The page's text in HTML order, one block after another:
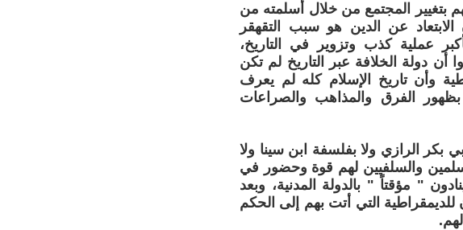
بتغيير المجتمع من خلال أسلمته من
الابتعاد عن الدين هو سبب التقهقر
عملية كذب وتزوير في التاريخ،
دولة الخلافة عبر التاريخ لم تكن
وأن تاريخ الإسلام كله لم يعرف
الفرق والمذاهب والصراعات
بكر الرازي ولا بفلسفة ابن سينا ولا
والسلفيين لهم قوة وحضور في
" مؤقتاً " بالدولة المدنية، وبعد
للديمقراطية التي أتت بهم إلى الحكم